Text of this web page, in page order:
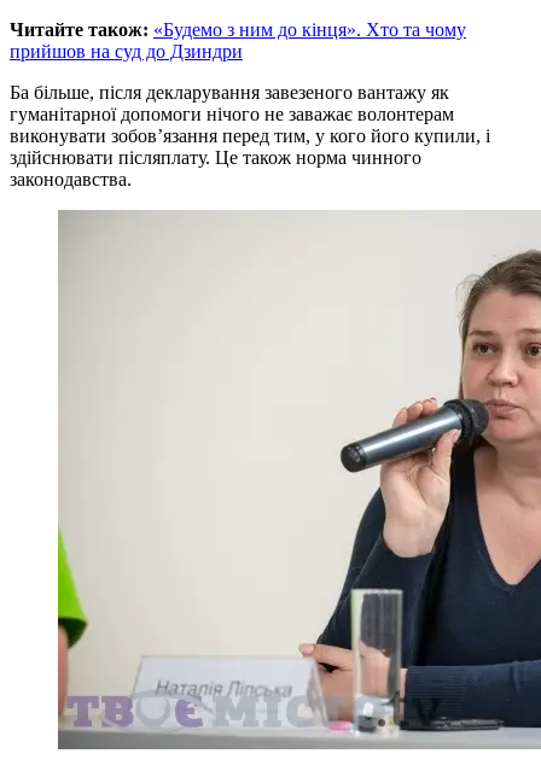
Читайте також: «Будемо з ним до кінця». Хто та чому
прийшов на суд до Дзиндри
Ба більше, після декларування завезеного вантажу як
гуманітарної допомоги нічого не заважає волонтерам
виконувати зобов’язання перед тим, у кого його купили, і
здійснювати післяплату. Це також норма чинного
законодавства.